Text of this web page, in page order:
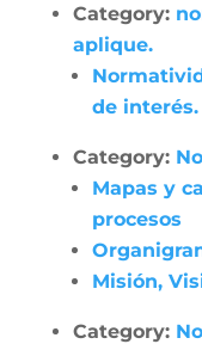
Category:
aplique.
de interés.
Category:
Mapas y
procesos
Misión,
Category: